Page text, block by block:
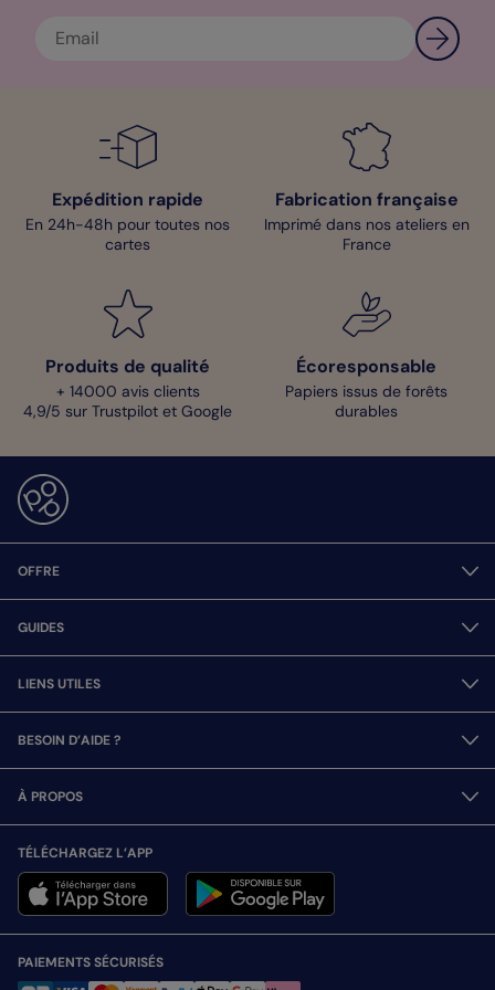
Expédition rapide
En 24h-48h pour toutes nos
cartes
Fabrication française
Imprimé dans nos ateliers en
France
Produits de qualité
+ 14000 avis clients
4,9/5 sur Trustpilot et Google
Écoresponsable
Papiers issus de forêts
durables
OFFRE
GUIDES
LIENS UTILES
BESOIN D’AIDE ?
À PROPOS
TÉLÉCHARGEZ L’APP
PAIEMENTS SÉCURISÉS